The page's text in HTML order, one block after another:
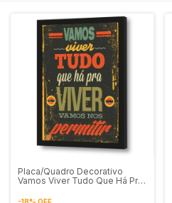
Placa/Quadro Decorativo
Vamos Viver Tudo Que Há Pra